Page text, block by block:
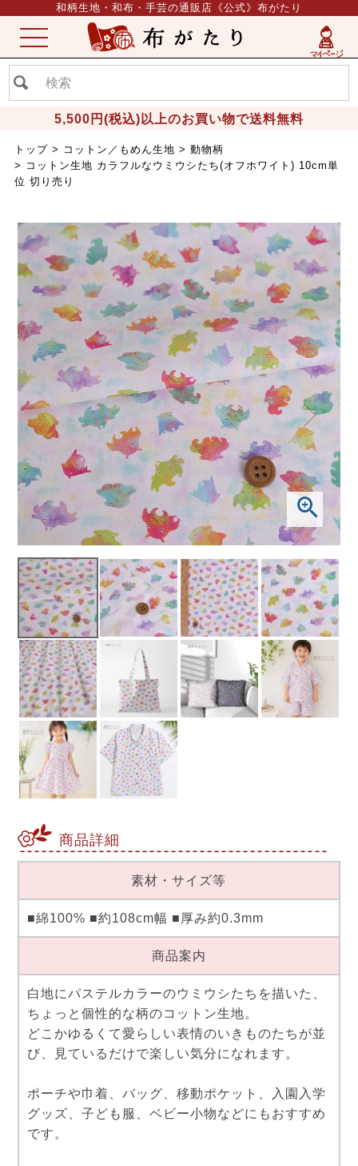
和柄生地・和布・手芸の通販店《公式》布がたり
5,500円(税込)以上のお買い物で送料無料
ME
NU
トップ コットン／もめん生地
動物柄
コットン生地 カラフルなウミウシたち(オフホワイト) 10cm単
位 切り売り
商品詳細
素材・サイズ等
■綿100% ■約108cm幅 ■厚み約0.3mm
商品案内
白地にパステルカラーのウミウシたちを描いた、
ちょっと個性的な柄のコットン生地。
どこかゆるくて愛らしい表情のいきものたちが並
び、見ているだけで楽しい気分になれます。
ポーチや巾着、バッグ、移動ポケット、入園入学
グッズ、子ども服、ベビー小物などにもおすすめ
です。